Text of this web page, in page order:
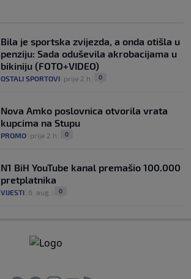
Bila je sportska zvijezda, a onda otišla u
penziju: Sada oduševila akrobacijama u
bikiniju (FOTO+VIDEO)
OSTALI SPORTOVI prije 2 h 0
Nova Amko poslovnica otvorila vrata
kupcima na Stupu
PROMO prije 2 h 0
N1 BiH YouTube kanal premašio 100.000
pretplatnika
VIJESTI 6. aug. 0